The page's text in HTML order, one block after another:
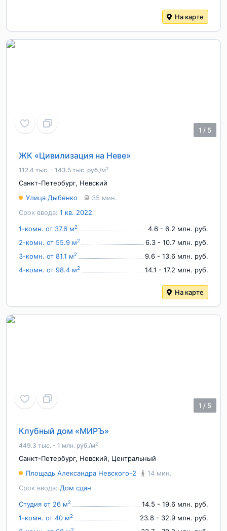
На карте
1 / 5
ЖК «Цивилизация на Неве»
112.4 тыс. - 143.5 тыс. руб./м2
Санкт-Петербург, Невский
Срок ввода: 1 кв. 2022
Улица Дыбенко 35 мин.
1-комн. от 37.6 м2
4.6 - 6.2 млн. руб.
2-комн. от 55.9 м2
6.3 - 10.7 млн. руб.
3-комн. от 81.1 м2
9.6 - 13.6 млн. руб.
4-комн. от 98.4 м2 14.1 - 17.2 млн. руб.
На карте
1 / 5
Клубный дом «МИРЪ»
449.3 тыс. - 1 млн. руб./м2
Санкт-Петербург, Невский, Центральный
Срок ввода: Дом сдан
Площадь Александра Невского-2 14 мин.
Студия от 26 м2
14.5 - 19.6 млн. руб.
1-комн. от 40 м2
23.8 - 32.9 млн. руб.
2